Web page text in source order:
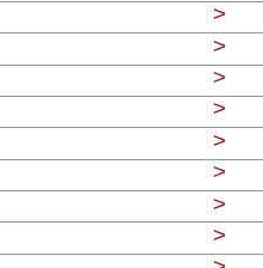
>
>
>
>
>
>
>
>